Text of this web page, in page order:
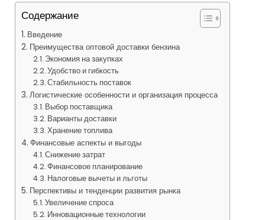
Содержание
Введение
Преимущества оптовой доставки бензина
Экономия на закупках
Удобство и гибкость
Стабильность поставок
Логистические особенности и организация процесса
Выбор поставщика
Варианты доставки
Хранение топлива
Финансовые аспекты и выгоды
Снижение затрат
Финансовое планирование
Налоговые вычеты и льготы
Перспективы и тенденции развития рынка
Увеличение спроса
Инновационные технологии